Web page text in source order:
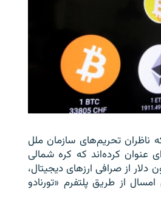
ناظران تحریم‌های سازمان ملل
عنوان کرده‌اند که کره شمالی
۱۴۷.۵ میلیون دلار از صرافی ارزهای دیجیتال،
از طریق پلتفرم «تورنادو